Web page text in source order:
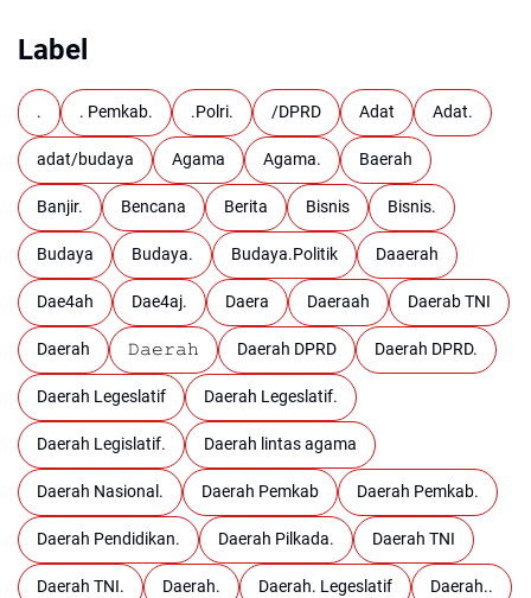
Label
. . Pemkab. .Polri. /DPRD Adat Adat.
adat/budaya Agama Agama. Baerah
Banjir. Bencana Berita Bisnis Bisnis.
Budaya Budaya. Budaya.Politik Daaerah
Dae4ah Dae4aj. Daera Daeraah Daerab TNI
Daerah 𝙳𝚊𝚎𝚛𝚊𝚑 Daerah DPRD Daerah DPRD.
Daerah Legeslatif Daerah Legeslatif.
Daerah Legislatif. Daerah lintas agama
Daerah Nasional. Daerah Pemkab Daerah Pemkab.
Daerah Pendidikan. Daerah Pilkada. Daerah TNI
Daerah TNI. Daerah. Daerah. Legeslatif Daerah..